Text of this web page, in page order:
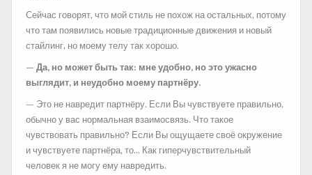
Сейчас говорят, что мой стиль не похож на остальных, потому
что там появились новые традиционные движения и новый
стайлинг, но моему телу так хорошо.
— Да, но может быть так: мне удобно, но это ужасно
выглядит, и неудобно моему партнёру.
— Это не навредит партнёру. Если Вы чувствуете правильно,
обычно у вас нормальная взаимосвязь. Что такое
чувствовать правильно? Если Вы ощущаете своё окружение
и чувствуете партнёра, то… Как гиперчувствительный
человек я не могу ему навредить.